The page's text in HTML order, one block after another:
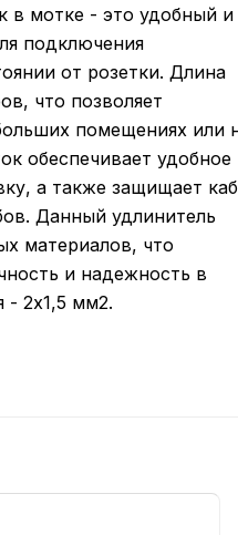
в мотке - это удобный и
подключения
от розетки. Длина
что позволяет
помещениях или
обеспечивает удобное
а также защищает
Данный удлинитель
материалов, что
и надежность в
- 2х1,5 мм2.